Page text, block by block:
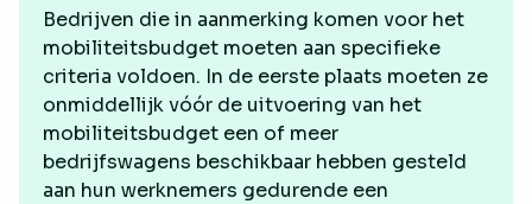
Bedrijven die in aanmerking komen voor het
mobiliteitsbudget moeten aan specifieke
criteria voldoen. In de eerste plaats moeten ze
onmiddellijk vóór de uitvoering van het
mobiliteitsbudget een of meer
bedrijfswagens beschikbaar hebben gesteld
aan hun werknemers gedurende een